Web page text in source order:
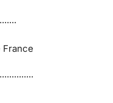
France